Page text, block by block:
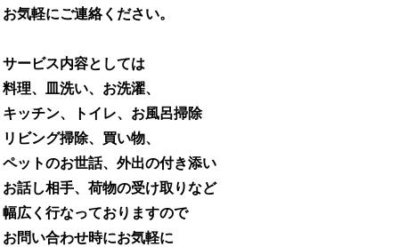
お気軽にご連絡ください。
サービス内容としては
料理、皿洗い、お洗濯、
キッチン、トイレ、お風呂掃除
リビング掃除、買い物、
ペットのお世話、外出の付き添い
お話し相手、荷物の受け取りなど
幅広く行なっておりますので
お問い合わせ時にお気軽に